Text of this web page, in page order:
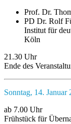
Prof. Dr.
PD Dr. Rolf
Institut für
Köln
21.30 Uhr
Ende des
Sonntag, 14. Januar
ab 7.00 Uhr
Frühstück für